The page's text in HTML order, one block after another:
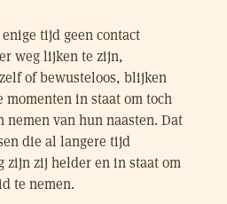
tijd geen contact
weg lijken te zijn,
of bewusteloos, blijken
in staat om toch
nemen van hun naasten. Dat
die al langere tijd
zijn zij helder en in staat om
te nemen.